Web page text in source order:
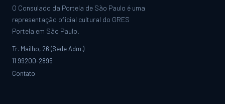
O Consulado da Portela de São Paulo é uma
representação oficial cultural do GRES
Portela em São Paulo.
Tr. Mailho, 26 (Sede Adm.)
11 99200-2895
Contato